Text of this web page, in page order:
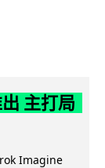
主打局
Imagine